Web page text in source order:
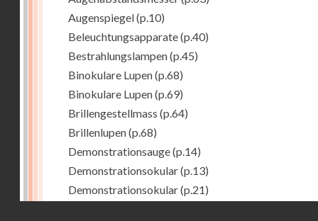
Augenspiegel(p.10)
Beleuchtungsapparate(p.40)
Bestrahlungslampen(p.45)
Binokulare Lupen(p.68)
Binokulare Lupen(p.69)
Brillengestellmass (p.64)
Brillenlupen(p.68)
Demonstrationsauge(p.14)
Demonstrationsokular(p.13)
Demonstrationsokular(p.21)